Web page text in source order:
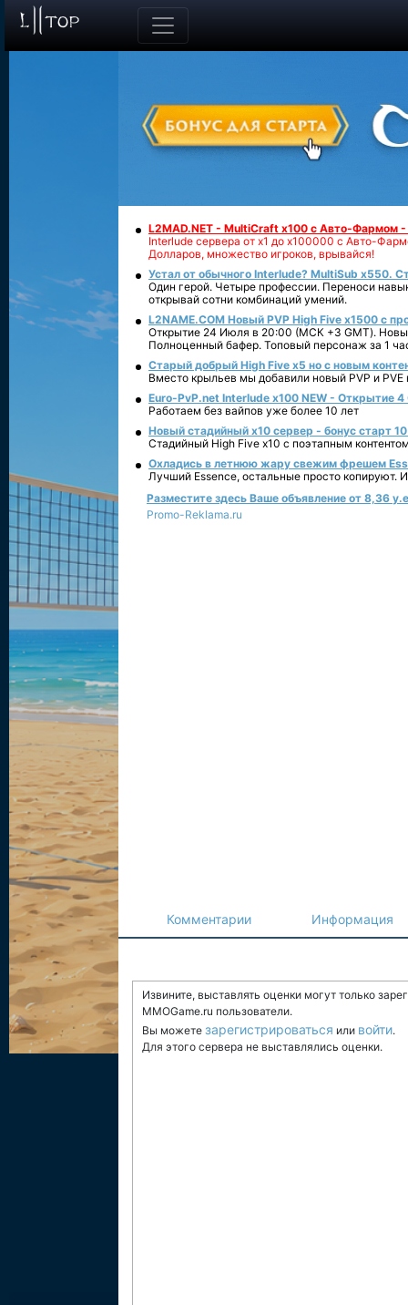
L2MAD.NET - MultiCraft x100 с Авто-Фармом
Interlude сервера от х1 до х100000 с Авто-
Долларов, множество игроков, врывайся!
Устал от обычного Interlude? MultiSub x550.
Один герой. Четыре профессии. Переноси
открывай сотни комбинаций умений.
L2NAME.COM Новый PVP High Five x1500 с
Открытие 24 Июля в 20:00 (МСК +3 GMT).
Полноценный бафер. Топовый персонаж за 1
Старый добрый High Five x5 но с новым
Вместо крыльев мы добавили новый PVP и PVE
Euro-PvP.net Interlude х100 NEW - Открытие 4
Работаем без вайпов уже более 10 лет
Новый стадийный х10 сервер - бонус старт
Стадийный High Five x10 с поэтапным
Охладись в летнюю жару свежим фрешем
Лучший Essence, остальные просто копируют.
Разместите здесь Ваше объявление от 8,36
Promo-Reklama.ru
Комментарии Информация
Извините, выставлять оценки могут только
MMOGame.ru пользователи.
Вы можете зарегистрироваться или войти.
Для этого сервера не выставлялись оценки.